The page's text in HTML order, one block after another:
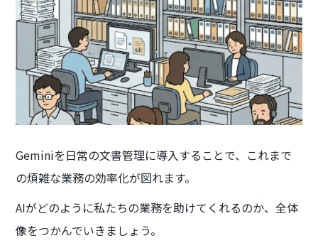
Geminiを日常の文書管理に導入することで、これまで
の煩雑な業務の効率化が図れます。
AIがどのように私たちの業務を助けてくれるのか、全体
像をつかんでいきましょう。